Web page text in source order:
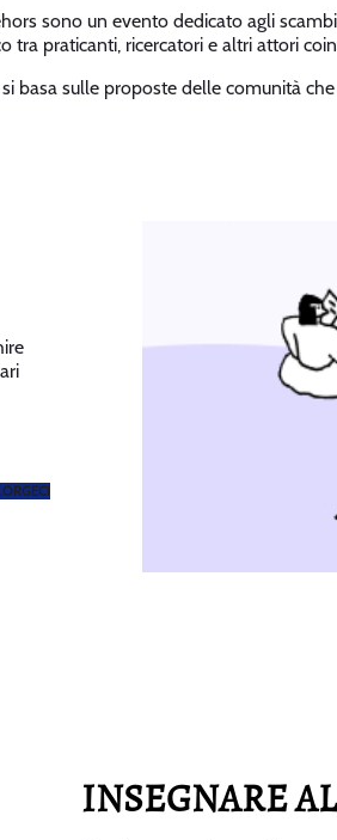
sono un evento dedicato agli
tra praticanti, ricercatori e altri attori
basa sulle proposte delle comunità
INSEGNARE